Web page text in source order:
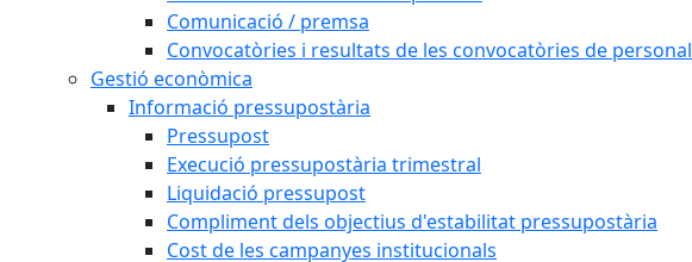
Comunicació / premsa
Convocatòries i resultats de les convocatòries de personal
Gestió econòmica
Informació pressupostària
Pressupost
Execució pressupostària trimestral
Liquidació pressupost
Compliment dels objectius d'estabilitat pressupostària
Cost de les campanyes institucionals